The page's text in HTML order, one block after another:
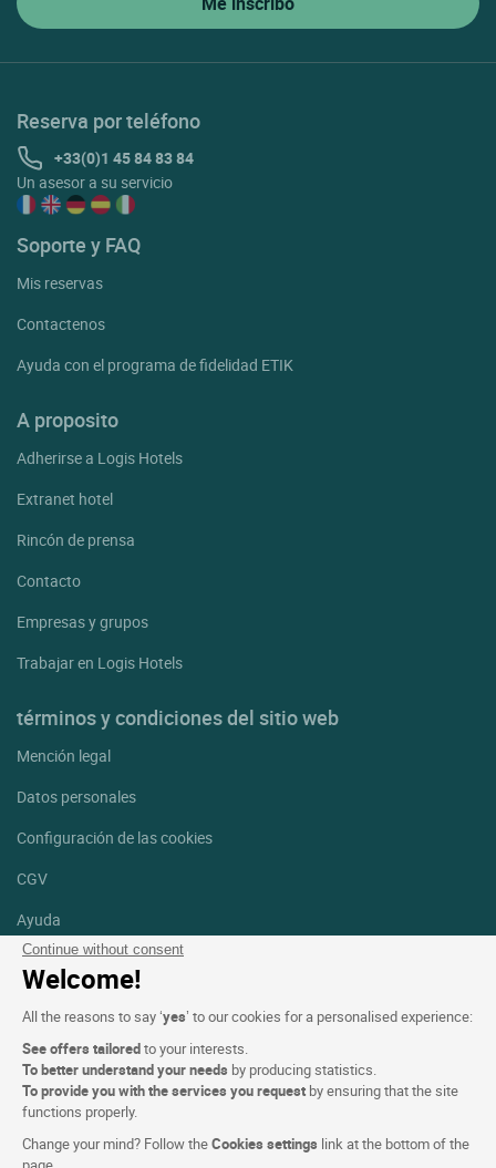
Continue without consent
Welcome!
All the reasons to say ‘yes’ to our cookies for a personalised experience:
See offers tailoredto your interests.
To better understand your needs by producing statistics.
To provide you with the services you request by ensuring that the site
functions properly.
Change your mind? Follow theCookies settings link at the bottom of the
Reserva por teléfono
+33(0)1 45 84 83 84
Un asesor a su servicio
Soporte y FAQ
Mis reservas
Contactenos
Ayuda con el programa de fidelidad ETIK
A proposito
Adherirse a Logis Hotels
Extranet hotel
Rincón de prensa
Contacto
Empresas y grupos
Trabajar en Logis Hotels
términos y condiciones del sitio web
Mención legal
Datos personales
Configuración de las cookies
CGV
Ayuda
Mapa del sitio
fotografías
Síguenos
Facebook
Instagram
Linkedin